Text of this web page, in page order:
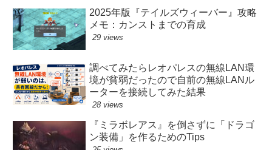
2025年版『テイルズウィーバー』攻略
メモ：カンストまでの育成
29 views
調べてみたらレオパレスの無線LAN環
境が貧弱だったので自前の無線LANル
ーターを接続してみた結果
28 views
『ミラボレアス』を倒さずに「ドラゴ
ン装備」を作るためのTips